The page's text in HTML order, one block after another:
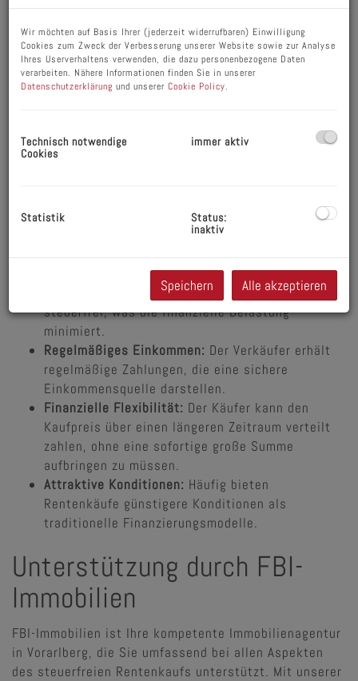
Ein steuerfreier Rentenkauf ist ein
Immobilienkaufmodell, bei dem der Kaufpreis der
Immobilie in Form von regelmäßigen Rentenzahlungen
beglichen wird. Diese Zahlungen sind steuerfrei und
Rentenkauf eine attraktive Möglichkeit sein, eine
Immobilie zu verkaufen und gleichzeitig eine sichere,
Vorteile des steuerfreien
Rentenkaufs
Die Rentenzahlungen sind
steuerfrei, was die finanzielle Belastung
minimiert.
Regelmäßiges Einkommen: Der Verkäufer erhält
regelmäßige Zahlungen, die eine sichere
Einkommensquelle darstellen.
Finanzielle Flexibilität: Der Käufer kann den
Kaufpreis über einen längeren Zeitraum verteilt
zahlen, ohne eine sofortige große Summe
aufbringen zu müssen.
Attraktive Konditionen: Häufig bieten
Rentenkäufe günstigere Konditionen als
traditionelle Finanzierungsmodelle.
Unterstützung durch FBI-
Immobilien
FBI-Immobilien ist Ihre kompetente Immobilienagentur
in Vorarlberg, die Sie umfassend bei allen Aspekten
des steuerfreien Rentenkaufs unterstützt. Mit unserer
Wir möchten auf Basis Ihrer (jederzeit widerrufbaren) Einwilligung
Cookies zum Zweck der Verbesserung unserer Website sowie zur Analyse
Ihres Userverhaltens verwenden, die dazu personenbezogene Daten
verarbeiten. Nähere Informationen finden Sie in unserer
Datenschutzerklärung und unserer Cookie Policy.
Technisch notwendige
Cookies
immer aktiv
Statistik
Status:
inaktiv
Speichern Alle akzeptieren